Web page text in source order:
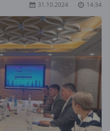
31.10.2024 14:34